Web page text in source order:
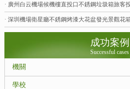
· 廣州白云機場候機樓直投口不銹鋼垃圾箱旅客
· 深圳機場衛星廳不銹鋼烤漆大花盆發光景觀花
成功案例
Successful cases
機關
學校